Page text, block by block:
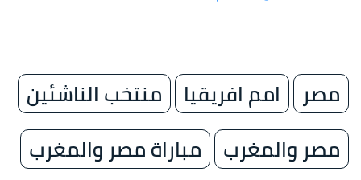
مصر امم افريقيا
منتخب الناشئين
مصر والمغرب
مباراة مصر والمغرب